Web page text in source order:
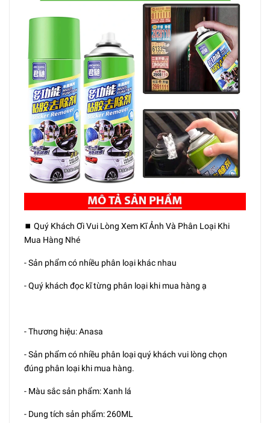
⏹️ Quý Khách Ơi Vui Lòng Xem Kĩ Ảnh Và Phân Loại Khi
Mua Hàng Nhé
- Sản phẩm có nhiều phân loại khác nhau
- Quý khách đọc kĩ từng phân loại khi mua hàng ạ
- Thương hiệu: Anasa
- Sản phẩm có nhiều phân loại quý khách vui lòng chọn
đúng phân loại khi mua hàng.
- Màu sắc sản phẩm: Xanh lá
- Dung tích sản phẩm: 260ML